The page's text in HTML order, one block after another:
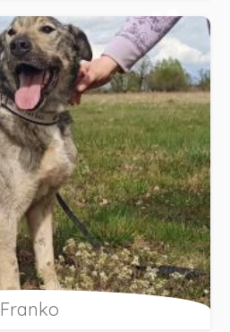
Franko